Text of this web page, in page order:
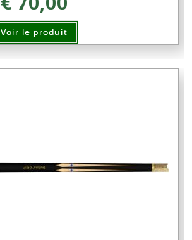
Voir le produit